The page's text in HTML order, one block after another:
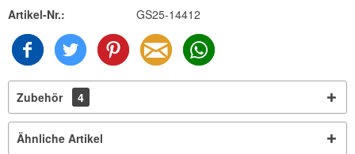
Artikel-Nr.: GS25-14412
Zubehör 4
Ähnliche Artikel